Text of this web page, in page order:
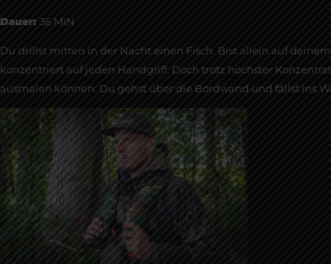
Dauer: 36 MIN
Du drillst mitten in der Nacht einen Fisch. Bist allein auf
konzentriert auf jeden Handgriff. Doch trotz höchster
ausmalen können: Du gehst über die Bordwand und fällst ins